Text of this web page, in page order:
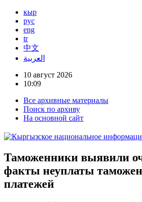
кыр
рус
eng
tr
中文
العربية
10 август 2026
10:09
Все архивные материалы
Поиск по архиву
На основной сайт
Таможенники выявили
факты неуплаты
платежей